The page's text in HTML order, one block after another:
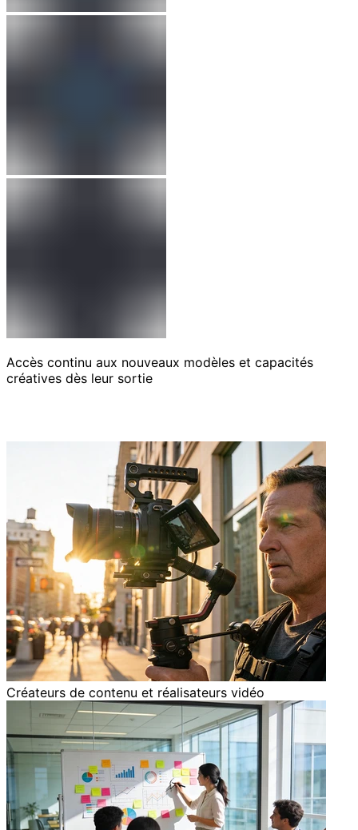
Accès continu aux nouveaux modèles et capacités
créatives dès leur sortie
Créateurs de contenu et réalisateurs vidéo